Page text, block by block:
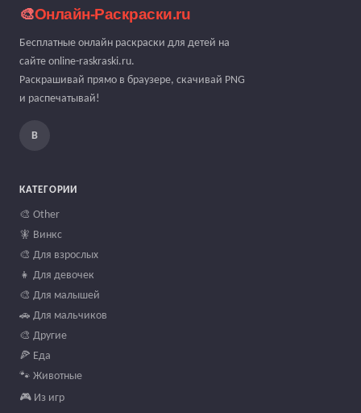
🎨Онлайн-Раскраски.ru
Бесплатные онлайн раскраски для детей на
сайте online-raskraski.ru.
Раскрашивай прямо в браузере, скачивай PNG
и распечатывай!
В
КАТЕГОРИИ
🎨 Other
🧚 Винкс
🎨 Для взрослых
👧 Для девочек
🎨 Для малышей
🚗 Для мальчиков
🎨 Другие
🍕 Еда
🐾 Животные
🎮 Из игр